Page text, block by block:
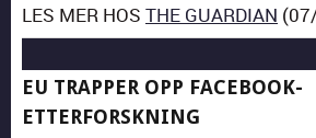
LES MER HOS THE GUARDIAN
EU TRAPPER OPP FACEBOOK-
ETTERFORSKNING